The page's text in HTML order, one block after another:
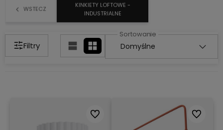
WSTECZ
KINKIETY LOFTOWE -
INDUSTRIALNE
Filtry
Do ulubionych Do